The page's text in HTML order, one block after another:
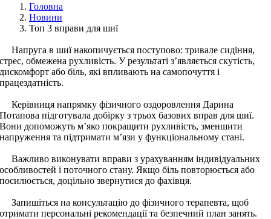
Головна
Новини
Топ 3 вправи для шиї
Напруга в шиї накопичується поступово: тривале сидіння,
стрес, обмежена рухливість. У результаті з’являється скутість,
дискомфорт або біль, які впливають на самопочуття і
працездатність.
Керівниця напрямку фізичного оздоровлення Дарина
Потапова підготувала добірку з трьох базових вправ для шиї.
Вони допоможуть м’яко покращити рухливість, зменшити
напруження та підтримати м’язи у функціональному стані.
Важливо виконувати вправи з урахуванням індивідуальних
особливостей і поточного стану. Якщо біль повторюється або
посилюється, доцільно звернутися до фахівця.
Запишіться на консультацію до фізичного терапевта, щоб
отримати персональні рекомендації та безпечний план занять.